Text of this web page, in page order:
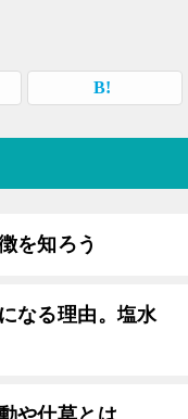
を知ろう
なる理由。塩水
や仕草とは